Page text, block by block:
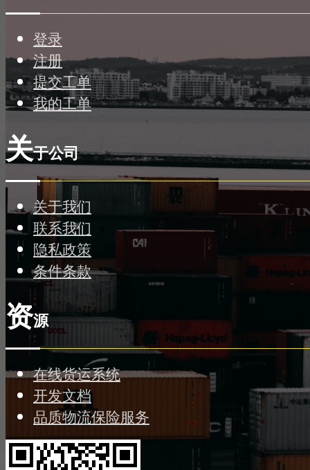
登录
注册
提交工单
我的工单
关于公司
关于我们
联系我们
隐私政策
条件条款
资源
在线货运系统
开发文档
品质物流保险服务